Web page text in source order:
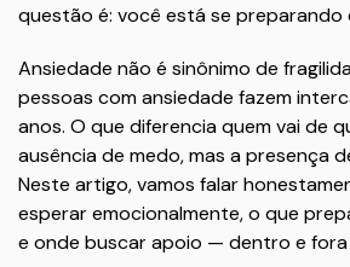
questão é: você está se
Ansiedade não é sinônimo de
pessoas com ansiedade fazem
anos. O que diferencia quem vai de
ausência de medo, mas a presença
Neste artigo, vamos falar
esperar emocionalmente, o que
e onde buscar apoio — dentro e